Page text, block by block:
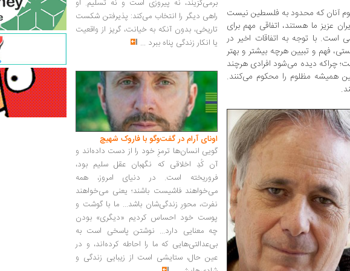
آنان که محدود به فلسطین نیست
عزیز ما هستند، اتفاقی مهم برای
با توجه به اتفاقات اخیر در
فهم و تبیین هرچه بیشتر و بهتر
چراکه دیده می‌شود افرادی هرچند
همیشه مظلوم را محکوم می‌کنند.
برمی‌گزیند، نه پیروزی است و نه تسلیم. او
راهی دیگر را انتخاب می‌کند: پذیرفتن شکست
تاریخی، بدون آنکه به خیانت، گریز از واقعیت
یا انکار زندگی پناه ببرد ...
اونای آرام در گفت‌وگو با فاروک شهیچ‭
گویی انسان‌ها ترمزِ خود را از دست داده‌اند و
آن کُدِ اخلاقی که نگهبان عقل سلیم بود،
فروریخته است. در دنیای امروز، همه
می‌خواهند فاشیست باشند؛ یعنی می‌خواهند
نفرت، محورِ زندگی‌شان باشد... ما با گوشت و
پوست خود احساس کردیم «دیگری» بودن
چه معنایی دارد... نوشتن پاسخی است به
بی‌عدالتی‌هایی که ما را احاطه کرده‌اند، و در
عین حال، ستایشی است از زیبایی زندگی و